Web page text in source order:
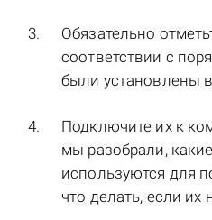
Обязательно
соответствии с
были установлены
Подключите их к
мы разобрали,
используются для
что делать, если их